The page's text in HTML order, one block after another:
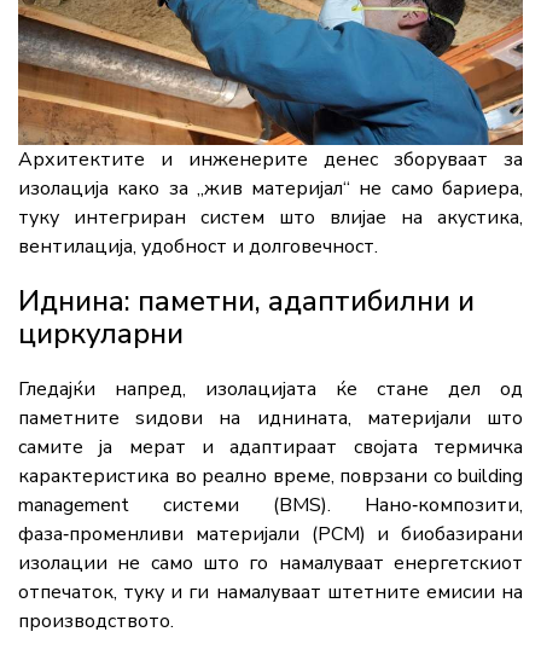
Архитектите и инженерите денес зборуваат за
изолација како за „жив материјал“ не само бариера,
туку интегриран систем што влијае на акустика,
вентилација, удобност и долговечност.
Иднина: паметни, адаптибилни и
циркуларни
Гледајќи напред, изолацијата ќе стане дел од
паметните ѕидови на иднината, материјали што
самите ја мерат и адаптираат својата термичка
карактеристика во реално време, поврзани со building
management системи (BMS). Нано‑композити,
фаза‑променливи материјали (PCM) и биобазирани
изолации не само што го намалуваат енергетскиот
отпечаток, туку и ги намалуваат штетните емисии на
производството.